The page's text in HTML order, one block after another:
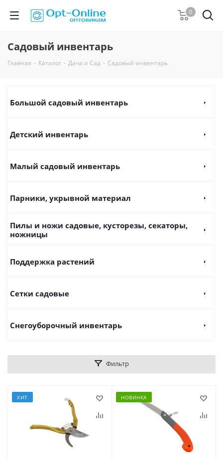
0
Садовый инвентарь
Главная - Каталог - Дача и Сад - Садовый инвентарь
Большой садовый инвентарь
Детский инвентарь
Малый садовый инвентарь
Парники, укрывной материал
Пилы и ножи садовые, кусторезы, секаторы,
ножницы
Поддержка растений
Сетки садовые
Снегоуборочный инвентарь
Фильтр
ХИТ НОВИНКА